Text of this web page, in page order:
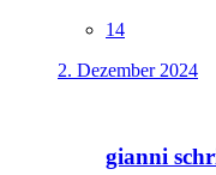
14
2. Dezember 2024
gianni